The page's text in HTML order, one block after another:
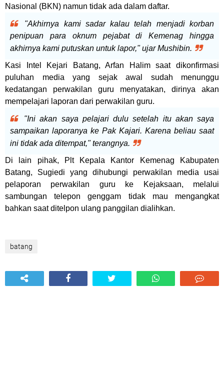
Nasional (BKN) namun tidak ada dalam daftar.
"Akhirnya kami sadar kalau telah menjadi korban
penipuan para oknum pejabat di Kemenag hingga
akhirnya kami putuskan untuk lapor," ujar Mushibin.
Kasi Intel Kejari Batang, Arfan Halim saat dikonfirmasi
puluhan media yang sejak awal sudah menunggu
kedatangan perwakilan guru menyatakan, dirinya akan
mempelajari laporan dari perwakilan guru.
"Ini akan saya pelajari dulu setelah itu akan saya
sampaikan laporanya ke Pak Kajari. Karena beliau saat
ini tidak ada ditempat," terangnya.
Di lain pihak, Plt Kepala Kantor Kemenag Kabupaten
Batang, Sugiedi yang dihubungi perwakilan media usai
pelaporan perwakilan guru ke Kejaksaan, melalui
sambungan telepon genggam tidak mau mengangkat
bahkan saat ditelpon ulang panggilan dialihkan.
batang